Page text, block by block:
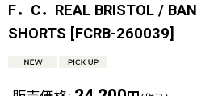
F．C．REAL BRISTOL /
SHORTS [FCRB-260039]